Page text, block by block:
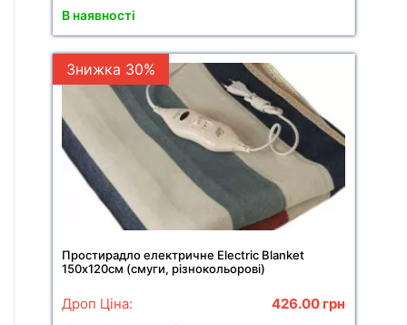
В наявності
Знижка 30%
Простирадло електричне Electric Blanket
150х120см (смуги, різнокольорові)
Дроп Ціна: 426.00 грн